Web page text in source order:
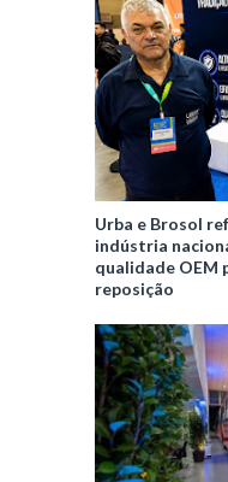
Urba e Brosol
indústria
qualidade OEM
reposição